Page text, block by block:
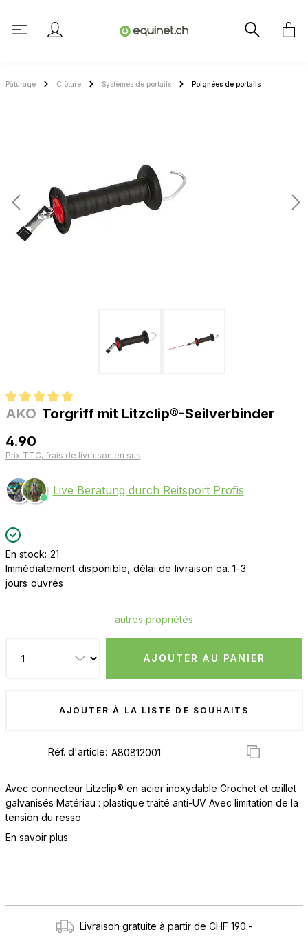
Pâturage Clôture Systèmes de portails Poignées de portails
Note moyenne de 5 sur 5 étoiles
AKO Torgriff mit Litzclip®-Seilverbinder
4.90
Prix TTC, frais de livraison en sus
Live Beratung durch Reitsport Profis
En stock: 21
Immédiatement disponible, délai de livraison ca. 1-3
jours ouvrés
autres propriétés
AJOUTER AU PANIER
AJOUTER À LA LISTE DE SOUHAITS
Réf. d'article:
Avec connecteur Litzclip® en acier inoxydable Crochet et œillet
galvanisés Matériau : plastique traité anti-UV Avec limitation de la
tension du resso
En savoir plus
Livraison gratuite à partir de CHF 190.-